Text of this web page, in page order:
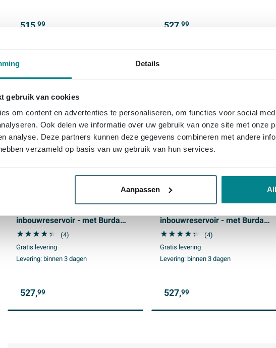
Details
gebruik van cookies
om content en advertenties te personaliseren, om functies voor social
Ook delen we informatie over uw gebruik van onze site met onze
analyse. Deze partners kunnen deze gegevens combineren met andere
verzameld op basis van uw gebruik van hun services.
Aanpassen
515, 99 527, 99
QeramiQ Dely Swirl Toiletset -
inbouwreservoir - met Burda
frame - 35mm zitting -
bedieningsplaat licht grijs -
ronde knoppen - wit mat
(4)
Gratis levering
Levering:binnen 3 dagen
527,99
QeramiQ Dely Swirl Toiletset -
inbouwreservoir - met Burda
frame - 35mm zitting -
bedieningsplaat mat antraciet -
ronde knoppen - wit mat
(4)
Gratis levering
Levering:binnen 3 dagen
527,99